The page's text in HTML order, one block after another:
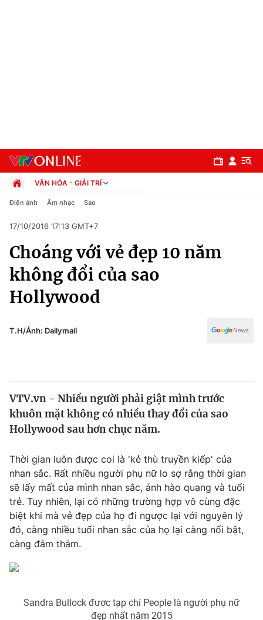
Chuyên mục
Chính trị
Xã hội
Pháp luật
Thế giới
Tin tức
Câu chuyện quốc tế
Kinh tế
Tài chính
Thị trường
Góc doanh nghiệp
Dữ liệu và đời sống
Truyền hình
Phim VTV
Hậu trường
Khán giả
Giải trí
Điện ảnh
Đời sống
Du lịch
Giáo dục
VĂN HÓA - GIẢI TRÍ
Chính trị
Pháp luật
Kinh tế
Thể thao
Truyền hình
Văn hóa - Giải trí
Y tế
Công nghệ
Điện ảnh Âm nhạc Sao
17/10/2016 17:13 GMT+7
Choáng với vẻ đẹp 10 năm
không đổi của sao
Hollywood
T.H/Ảnh: Dailymail
VTV.vn - Nhiều người phải giật mình trước
khuôn mặt không có nhiều thay đổi của sao
Hollywood sau hơn chục năm.
Thời gian luôn được coi là 'kẻ thù truyền kiếp' của
nhan sắc. Rất nhiều người phụ nữ lo sợ rằng thời gian
sẽ lấy mất của mình nhan sắc, ánh hào quang và tuổi
trẻ. Tuy nhiên, lại có những trường hợp vô cùng đặc
biệt khi mà vẻ đẹp của họ đi ngược lại với nguyên lý
đó, càng nhiều tuổi nhan sắc của họ lại càng nổi bật,
càng đằm thắm.
Sandra Bullock được tạp chí People là người phụ nữ
đẹp nhất năm 2015